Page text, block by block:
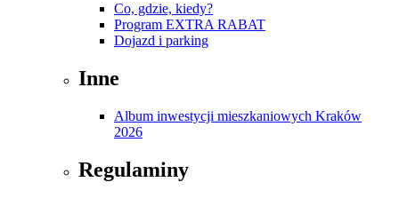
Co, gdzie, kiedy?
Program EXTRA RABAT
Dojazd i parking
Inne
Album inwestycji mieszkaniowych Kraków
2026
Regulaminy